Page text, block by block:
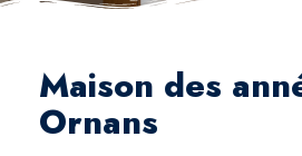
Maison des
Ornans